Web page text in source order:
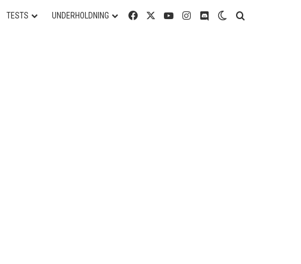
TESTS UNDERHOLDNING FacebookYouTubeInstagram
DiscordSwitch skin